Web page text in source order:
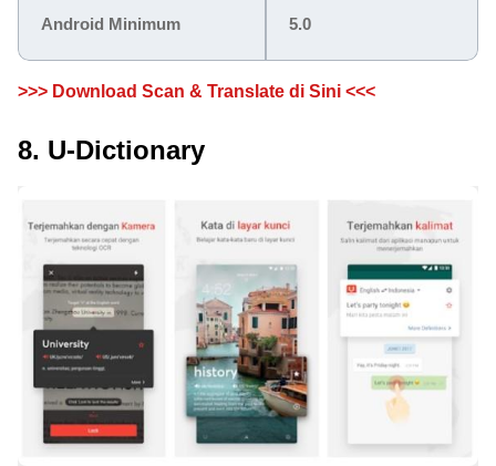
Android Minimum 5.0
>>> Download Scan & Translate di Sini <<<
8. U-Dictionary